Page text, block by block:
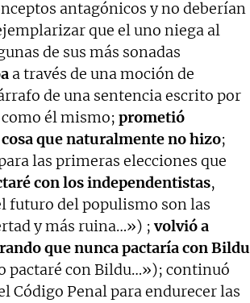
antagónicos y no deberían
que el uno niega al
de sus más sonadas
a través de una moción de
de una sentencia escrito por
como él mismo; prometió
que naturalmente no hizo;
las primeras elecciones que
con los independentistas,
futuro del populismo son las
y más ruina…») ;volvió a
que nunca pactaría con Bildu
pactaré con Bildu…»); continuó
Código Penal para endurecer las